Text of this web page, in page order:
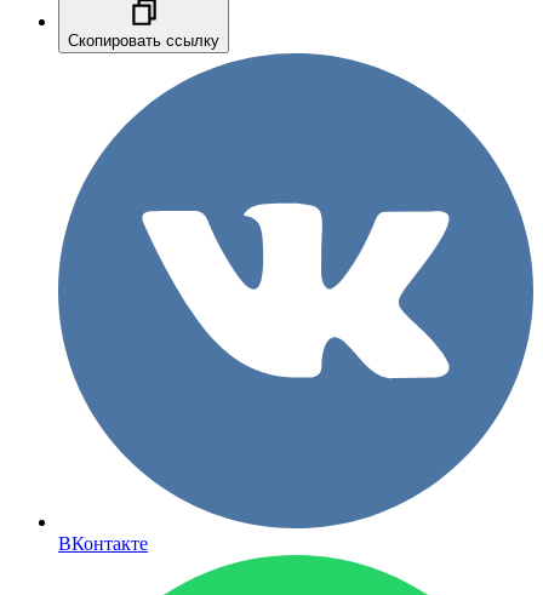
Скопировать ссылку
ВКонтакте